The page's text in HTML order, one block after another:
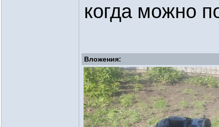
когда можно
Вложения: